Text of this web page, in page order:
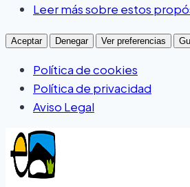
Leer más sobre estos
Aceptar Denegar Ver preferencias
Política de cookies
Política de privacidad
Aviso Legal